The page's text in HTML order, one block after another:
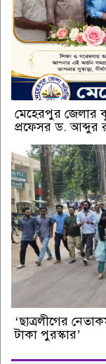
মেহেরপুর জেলার
প্রফেসর ড. আব্দুর
‘ছাত্রলীগের
টাকা পুরস্কার’